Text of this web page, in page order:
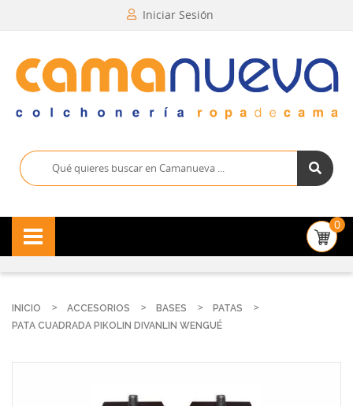
Iniciar Sesión
0
INICIO ACCESORIOS BASES
PATAS
PATA CUADRADA PIKOLIN DIVANLIN WENGUÉ